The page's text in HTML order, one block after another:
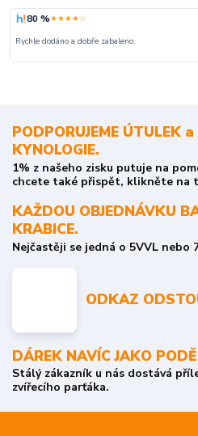
80 %★★★★☆
Rychle dodáno a dobře zabaleno.
PODPORUJEME ÚTULEK
KYNOLOGIE.
1% z našeho zisku putuje na
chcete také přispět, klikněte na
KAŽDOU OBJEDNÁVKU
KRABICE.
Nejčastěji se jedná o 5VVL nebo
ODKAZ
DÁREK NAVÍC JAKO
Stálý zákazník u nás dostává
zvířecího parťáka.